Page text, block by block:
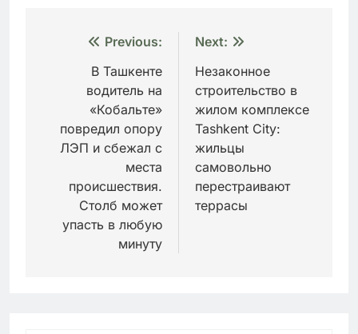
Навигация
записям
Previous:
В Ташкенте
водитель на
«Кобальте»
повредил опору
ЛЭП и сбежал с
места
происшествия.
Столб может
упасть в любую
минуту
Next:
Незаконное
строительство в
жилом комплексе
Tashkent City:
жильцы
самовольно
перестраивают
террасы